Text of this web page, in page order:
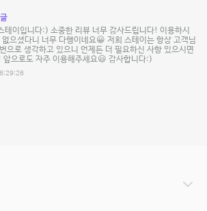
테이입니다:) 소중한 리뷰 너무 감사드립니다! 이용하시
으셨다니 너무 다행이네요😀 저희 스테이는 항상 고객님
으로 생각하고 있으니 언제든 더 필요하신 사항 있으시면
앞으로도 자주 이용해주세요😃 감사합니다:)